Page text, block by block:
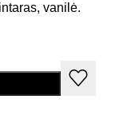
vanilė.